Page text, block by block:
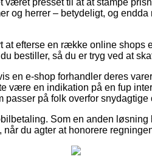
og herrer – betydeligt, og
at efterse en række online
bestiller, så du er tryg ved at
en e-shop forhandler deres
være en indikation på en fup
passer på folk overfor
Som en anden løsning
du agter at honorere